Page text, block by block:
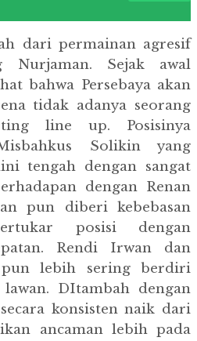
dari permainan agresif
Nurjaman. Sejak awal
bahwa Persebaya akan
tidak adanya seorang
line up. Posisinya
Solikin yang
tengah dengan sangat
dengan Renan
pun diberi kebebasan
posisi dengan
Rendi Irwan dan
lebih sering berdiri
DItambah dengan
konsisten naik dari
ancaman lebih pada